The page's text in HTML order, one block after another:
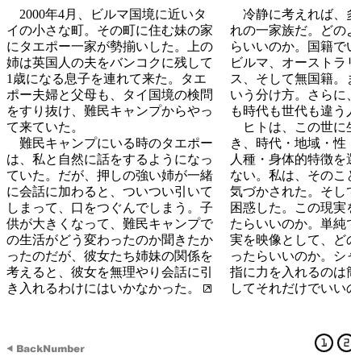
2000年4月、ビルマ国境に近いタ
イの小さな町。その町に住む妹の家
にタエポー一家が勢揃いした。上の
姉は英国人の夫をバンコクに残して
1歳になる息子を連れて来た。タエ
ポー夫婦と父母も、タイ国境の検問
をすり抜け、難民キャンプからやっ
て来ていた。
難民キャンプにいる時のタエポー
は、私と自然に話をするようになっ
ていた。だが、押しの強い姉が一緒
に会話に加わると、ついつい引いて
しまって、口をつぐんでしまう。子
供が大きくなって、難民キャンプで
の生活がどう変わったのか聞きたか
ったのだが、彼女たち姉妹の関係を
考えると、彼女を無理やり会話に引
き入れるわけにはいかなかった。
冷静に考えれば、
れの一家族だ。どの
らいいのか。国籍で
ビルマ、オーストラ
ス、そして無国籍。
いう分け方。さらに
も時代も世代も違う
ヒトは、この世に
き、時代・地域・性
人種・身体的特徴を
ない。私は、そのこ
気づかされた。そし
困惑した。この現実
たらいいのか。単純
実を映像として、ど
ったらいいのか。シ
指に力を入れるのは
してそれだけでいい